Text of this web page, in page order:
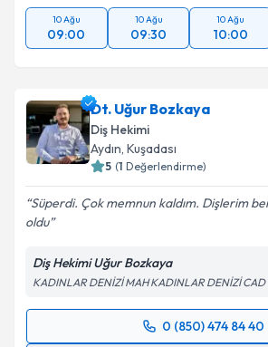
10 Ağu
09:00
10 Ağu
09:30
10 Ağu
10:00
Dt. Uğur Bozkaya
Diş Hekimi
Aydın, Kuşadası
5 (1 Değerlendirme)
Süperdi. Çok memnun kaldım. Dişlerim
oldu
Diş Hekimi Uğur Bozkaya
KADINLAR DENİZİ MAH KADINLAR DENİZİ
0 (850) 474 84 40
Randevu Takvimi Talebi